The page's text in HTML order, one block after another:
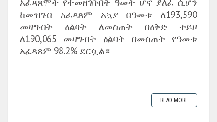
ከመዝገብ አፈጻጸም አኳያ በዓመቱ ለ193,590
መዛግብት ዕልባት ለመስጠት በዕቅድ ተይዞ
ለ190,065 መዛግብት ዕልባት በመስጠት የዓመቱ
አፈጻጸም 98.2% ደርሷል።
READ MORE